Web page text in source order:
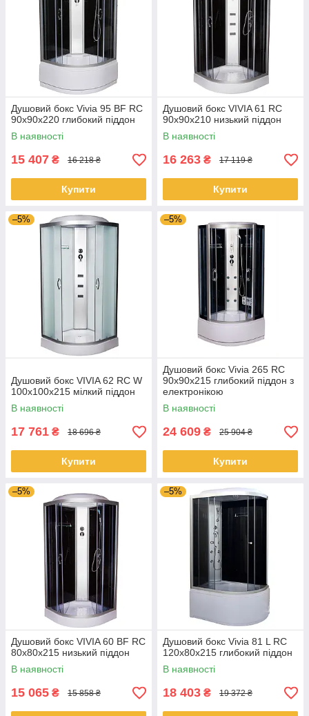
Душовий бокс Vivia 95 BF RC
90х90х220 глибокий піддон
В наявності
15 407 ₴ 16 218 ₴
Купити
Душовий бокс VIVIA 61 RC
90x90x210 низький піддон
В наявності
16 263 ₴ 17 119 ₴
Купити
–5%
Душовий бокс VIVIA 62 RC W
100x100x215 мілкий піддон
В наявності
17 761 ₴ 18 696 ₴
Купити
–5%
Душовий бокс Vivia 265 RC
90х90х215 глибокий піддон з
електронікою
(радіо,світло,витяжка)
В наявності
24 609 ₴ 25 904 ₴
Купити
–5%
Душовий бокс VIVIA 60 BF RC
80х80х215 низький піддон
В наявності
15 065 ₴ 15 858 ₴
–5%
Душовий бокс Vivia 81 L RC
120x80x215 глибокий піддон
В наявності
18 403 ₴ 19 372 ₴